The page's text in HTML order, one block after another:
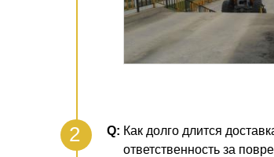
Как долго длится
ответственность за